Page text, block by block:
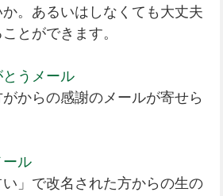
。あるいはしなくても大丈夫
とができます。
うメール
からの感謝のメールが寄せら
ル
」で改名された方からの生の